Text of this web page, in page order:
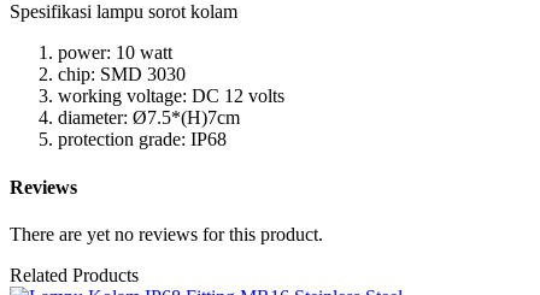
Spesifikasi lampu sorot kolam
power: 10 watt
chip: SMD 3030
working voltage: DC 12 volts
diameter: Ø7.5*(H)7cm
protection grade: IP68
Reviews
There are yet no reviews for this product.
Related Products